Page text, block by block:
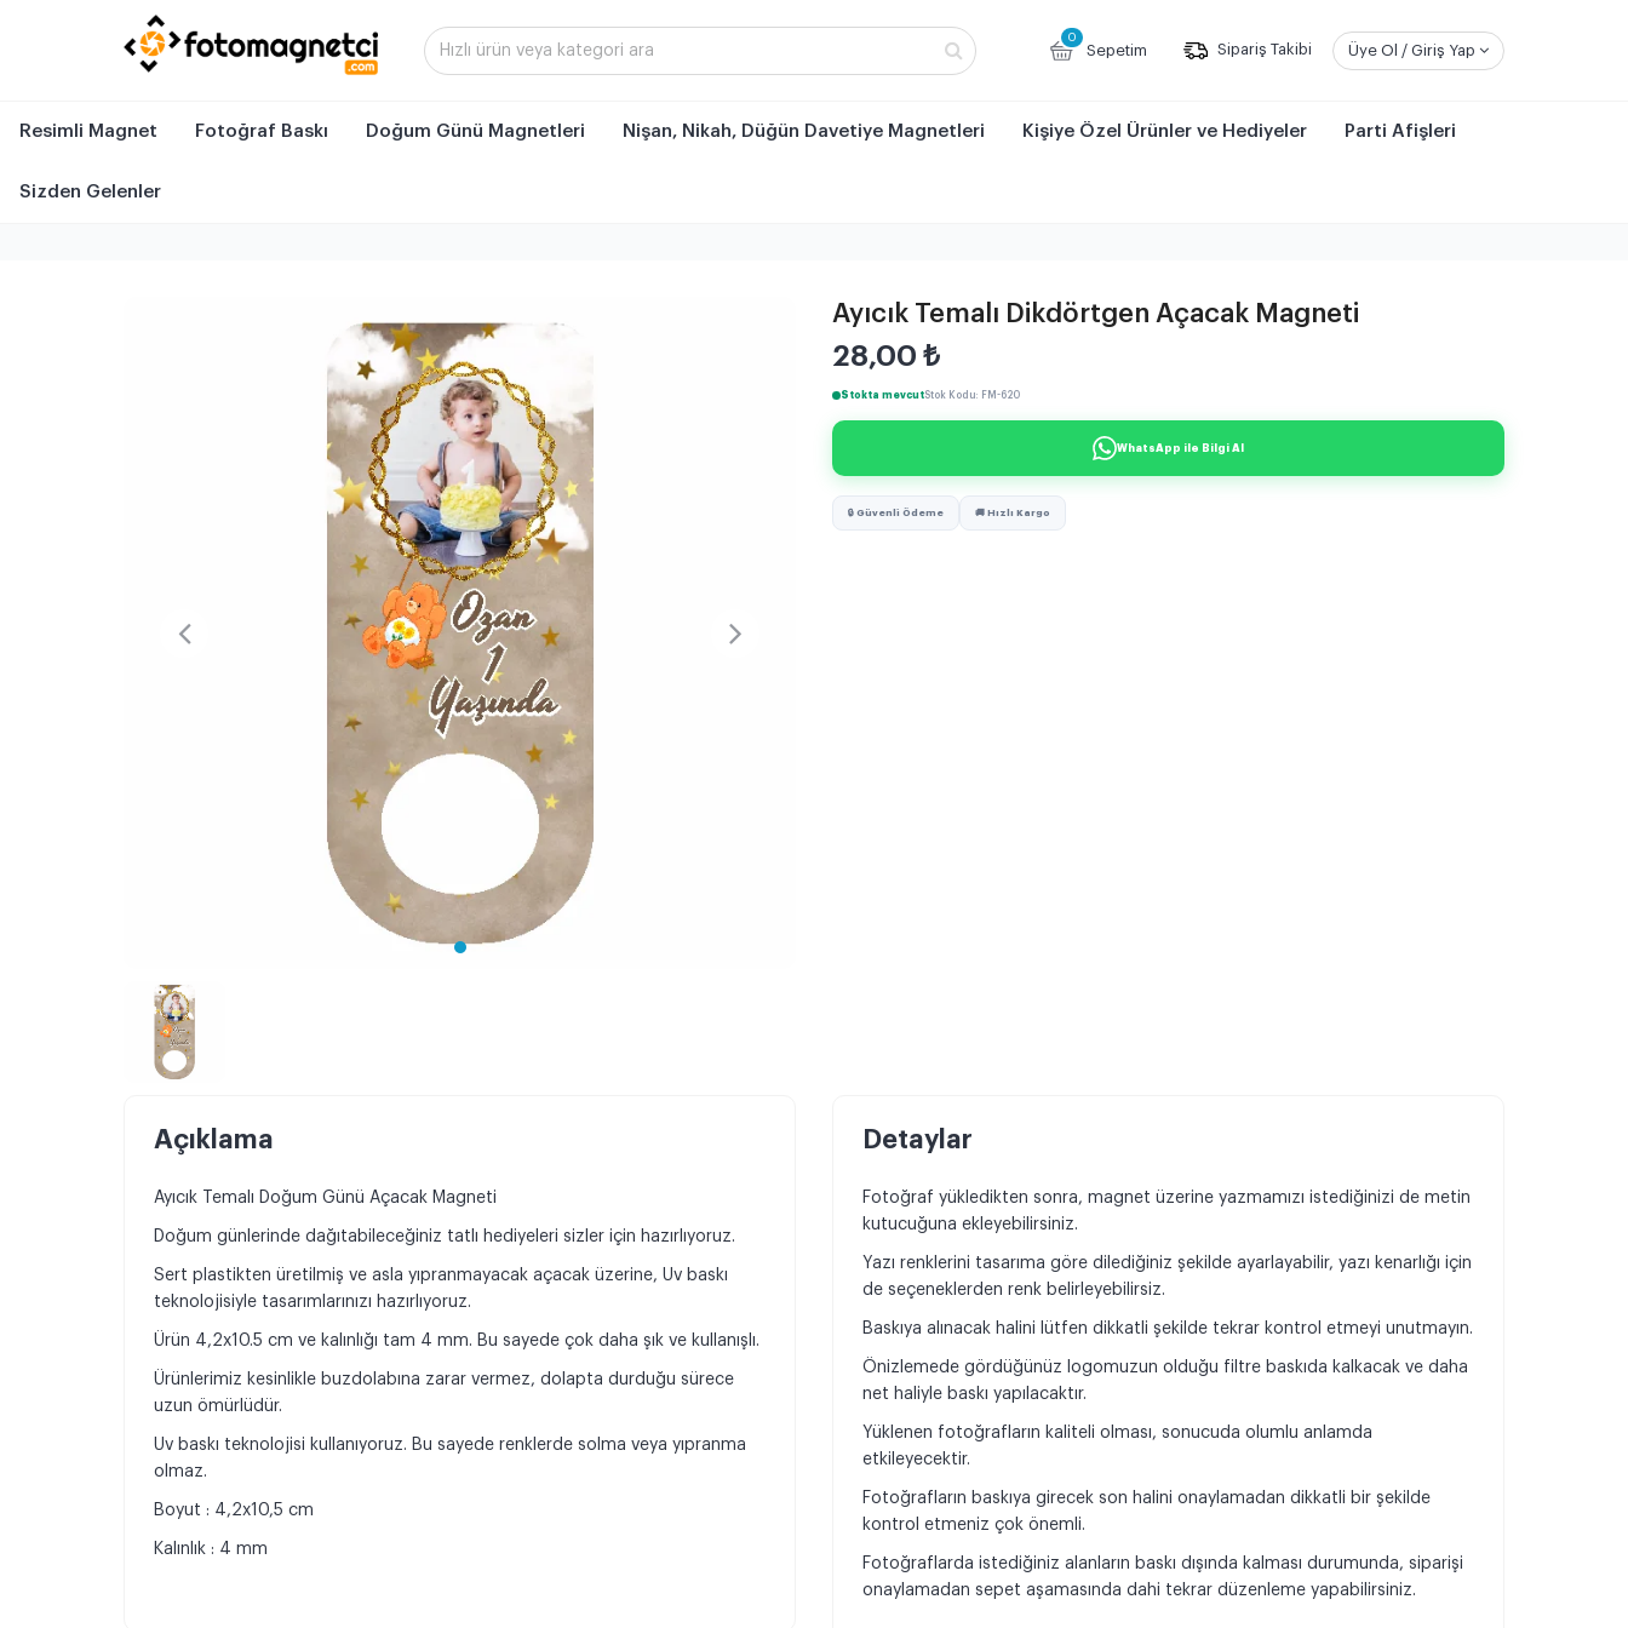
Sepetim
0
Sipariş Takibi Üye Ol / Giriş Yap
Resimli Magnet Fotoğraf Baskı Doğum Günü Magnetleri Nişan, Nikah, Düğün Davetiye Magnetleri Kişiye Özel Ürünler ve Hediyeler Parti Afişleri
Sizden Gelenler
Ayıcık Temalı Dikdörtgen Açacak Magneti
28,00 ₺
Stokta mevcutStok Kodu: FM-620
WhatsApp ile Bilgi Al
🔒 Güvenli Ödeme 🚚 Hızlı Kargo
Açıklama
Ayıcık Temalı Doğum Günü Açacak Magneti
Doğum günlerinde dağıtabileceğiniz tatlı hediyeleri sizler için hazırlıyoruz.
Sert plastikten üretilmiş ve asla yıpranmayacak açacak üzerine, Uv baskı
teknolojisiyle tasarımlarınızı hazırlıyoruz.
Ürün 4,2x10.5 cm ve kalınlığı tam 4 mm. Bu sayede çok daha şık ve kullanışlı.
Ürünlerimiz kesinlikle buzdolabına zarar vermez, dolapta durduğu sürece
uzun ömürlüdür.
Uv baskı teknolojisi kullanıyoruz. Bu sayede renklerde solma veya yıpranma
olmaz.
Boyut : 4,2x10,5 cm
Kalınlık : 4 mm
Detaylar
Fotoğraf yükledikten sonra, magnet üzerine yazmamızı istediğinizi de metin
kutucuğuna ekleyebilirsiniz.
Yazı renklerini tasarıma göre dilediğiniz şekilde ayarlayabilir, yazı kenarlığı için
de seçeneklerden renk belirleyebilirsiz.
Baskıya alınacak halini lütfen dikkatli şekilde tekrar kontrol etmeyi unutmayın.
Önizlemede gördüğünüz logomuzun olduğu filtre baskıda kalkacak ve daha
net haliyle baskı yapılacaktır.
Yüklenen fotoğrafların kaliteli olması, sonucuda olumlu anlamda
etkileyecektir.
Fotoğrafların baskıya girecek son halini onaylamadan dikkatli bir şekilde
kontrol etmeniz çok önemli.
Fotoğraflarda istediğiniz alanların baskı dışında kalması durumunda, siparişi
onaylamadan sepet aşamasında dahi tekrar düzenleme yapabilirsiniz.